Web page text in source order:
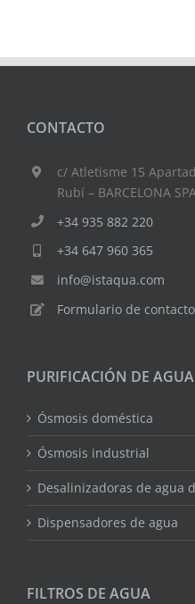
CONTACTO
c/ Atletisme 15
Rubí – BARCELONA
+34 935 882 220
+34 647 960 365
info@istaqua.com
Formulario de contacto
PURIFICACIÓN DE AGUA
Ósmosis doméstica
Ósmosis industrial
Desalinizadoras de agua
Dispensadores de agua
FILTROS DE AGUA